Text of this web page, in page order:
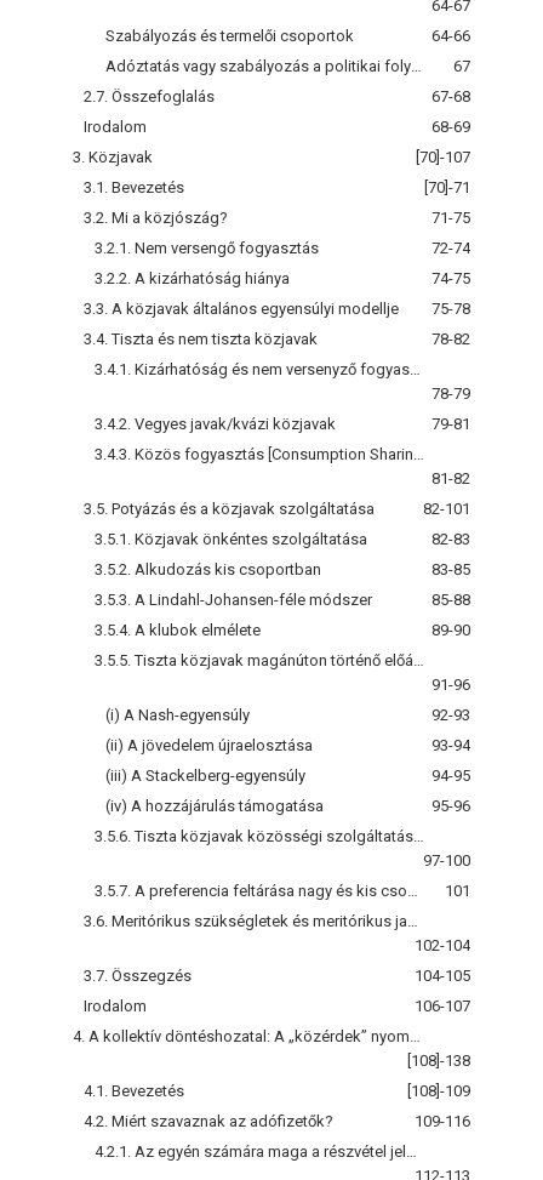
64-67
Szabályozás és termelői csoportok
64-66
67
2.7. Összefoglalás
67-68
Irodalom
68-69
3. Közjavak
[70]-107
3.1. Bevezetés
[70]-71
3.2. Mi a közjószág?
71-75
3.2.1. Nem versengő fogyasztás
72-74
3.2.2. A kizárhatóság hiánya
74-75
3.3. A közjavak általános egyensúlyi modellje
75-78
3.4. Tiszta és nem tiszta közjavak
78-82
78-79
3.4.2. Vegyes javak/kvázi közjavak
79-81
81-82
3.5. Potyázás és a közjavak szolgáltatása
82-101
3.5.1. Közjavak önkéntes szolgáltatása
82-83
3.5.2. Alkudozás kis csoportban
83-85
3.5.3. A Lindahl-Johansen-féle módszer
85-88
3.5.4. A klubok elmélete
89-90
91-96
(i) A Nash-egyensúly
92-93
(ii) A jövedelem újraelosztása
93-94
(iii) A Stackelberg-egyensúly
94-95
(iv) A hozzájárulás támogatása
95-96
97-100
101
102-104
3.7. Összegzés
104-105
Irodalom
106-107
[108]-138
4.1. Bevezetés
[108]-109
4.2. Miért szavaznak az adófizetők?
109-116
112-113